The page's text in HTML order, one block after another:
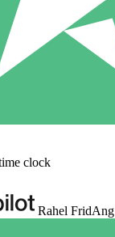
clock
Rahel FridAng